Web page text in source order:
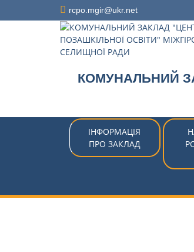
до
rcpo.mgir@ukr.net
КОМУНАЛЬНИЙ
ІНФОРМАЦІЯ
ПРО ЗАКЛАД